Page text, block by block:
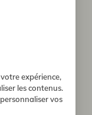
expérience,
les contenus.
vos
en nous